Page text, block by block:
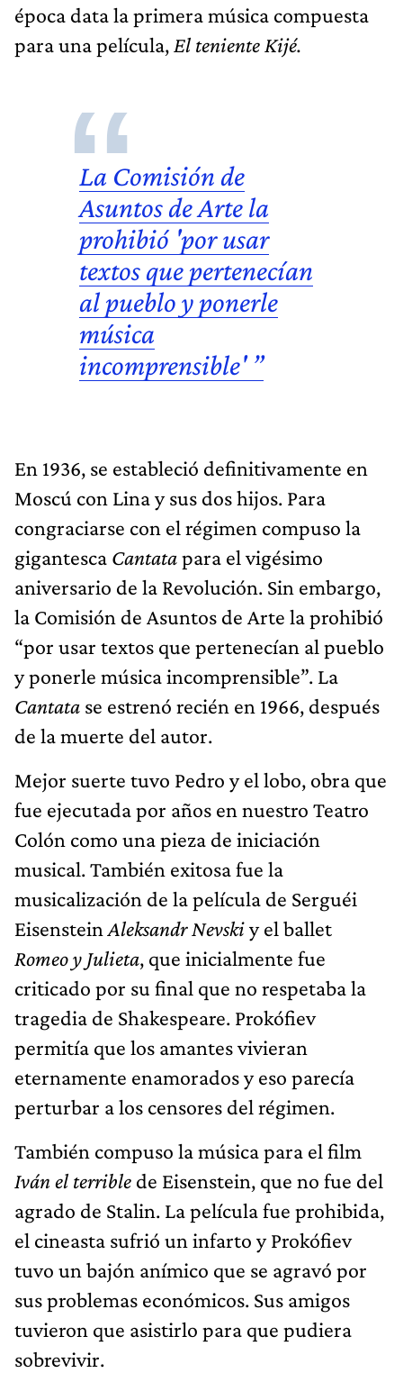
época data la primera música compuesta
para una película, El teniente Kijé.
La Comisión de
Asuntos de Arte la
prohibió 'por usar
textos que pertenecían
al pueblo y ponerle
música
incomprensible' ”
En 1936, se estableció definitivamente en
Moscú con Lina y sus dos hijos. Para
congraciarse con el régimen compuso la
gigantesca Cantatapara el vigésimo
aniversario de la Revolución. Sin embargo,
la Comisión de Asuntos de Arte la prohibió
“por usar textos que pertenecían al pueblo
y ponerle música incomprensible”. La
Cantata se estrenó recién en 1966, después
de la muerte del autor.
Mejor suerte tuvo Pedro y el lobo, obra que
fue ejecutada por años en nuestro Teatro
Colón como una pieza de iniciación
musical. También exitosa fue la
musicalización de la película de Serguéi
Eisenstein Aleksandr Nevskiy el ballet
Romeo y Julieta, que inicialmente fue
criticado por su final que no respetaba la
tragedia de Shakespeare. Prokófiev
permitía que los amantes vivieran
eternamente enamorados y eso parecía
perturbar a los censores del régimen.
También compuso la música para el film
Iván el terrible de Eisenstein, que no fue del
agrado de Stalin. La película fue prohibida,
el cineasta sufrió un infarto y Prokófiev
tuvo un bajón anímico que se agravó por
sus problemas económicos. Sus amigos
tuvieron que asistirlo para que pudiera
sobrevivir.